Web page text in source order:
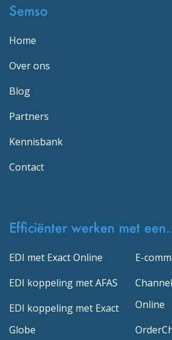
Semso
Home
Over ons
Blog
Partners
Kennisbank
Contact
Efficiënter werken met
EDI met Exact Online
EDI koppeling met AFAS
EDI koppeling met Exact
Globe
E-
Online